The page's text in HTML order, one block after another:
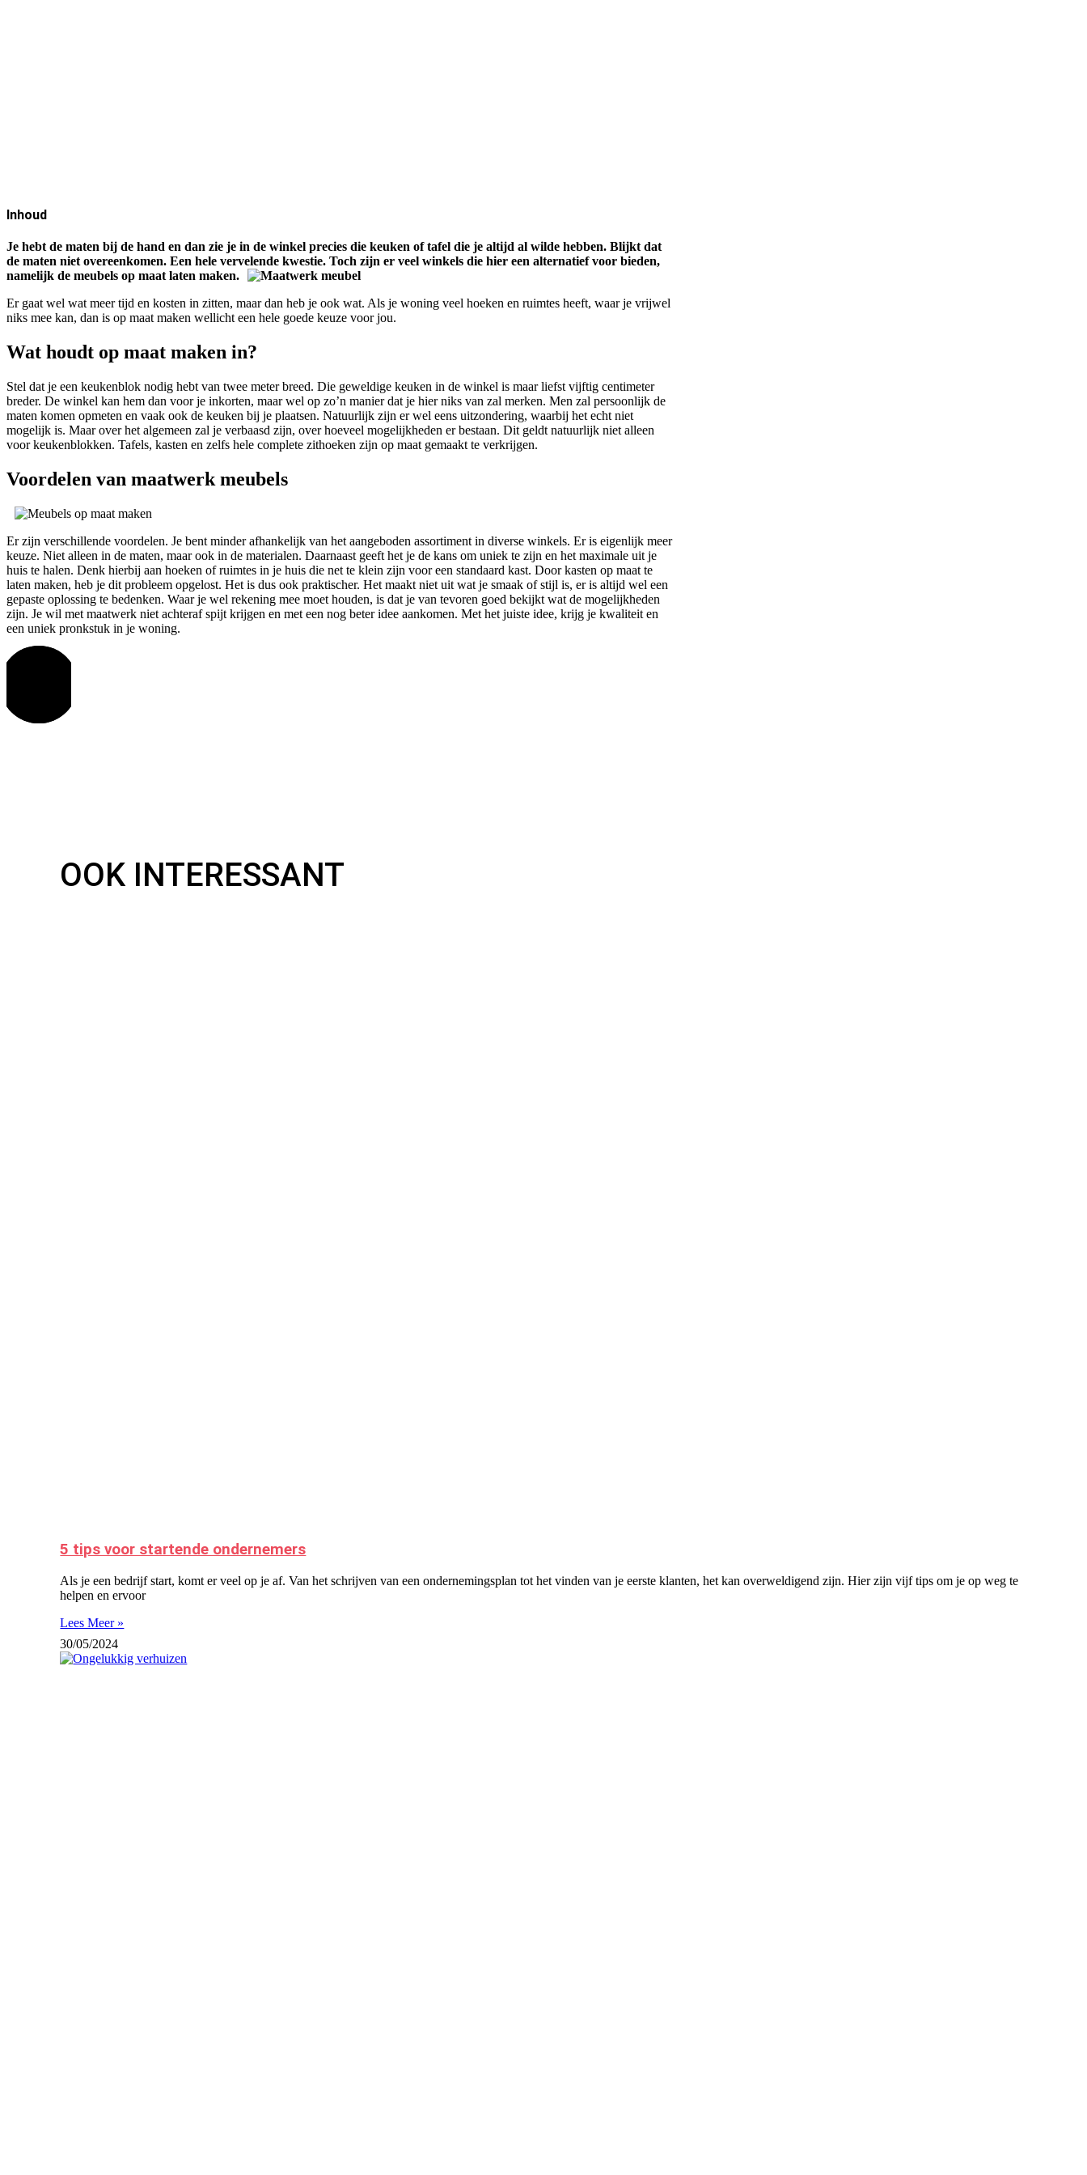
Inhoud
Je hebt de maten bij de hand en dan zie je in de winkel precies die keuken of tafel die je altijd al wilde hebben. Blijkt dat
de maten niet overeenkomen. Een hele vervelende kwestie. Toch zijn er veel winkels die hier een alternatief voor bieden,
namelijk de meubels op maat laten maken.
Er gaat wel wat meer tijd en kosten in zitten, maar dan heb je ook wat. Als je woning veel hoeken en ruimtes heeft, waar je vrijwel
niks mee kan, dan is op maat maken wellicht een hele goede keuze voor jou.
Wat houdt op maat maken in?
Stel dat je een keukenblok nodig hebt van twee meter breed. Die geweldige keuken in de winkel is maar liefst vijftig centimeter
breder. De winkel kan hem dan voor je inkorten, maar wel op zo’n manier dat je hier niks van zal merken. Men zal persoonlijk de
maten komen opmeten en vaak ook de keuken bij je plaatsen. Natuurlijk zijn er wel eens uitzondering, waarbij het echt niet
mogelijk is. Maar over het algemeen zal je verbaasd zijn, over hoeveel mogelijkheden er bestaan. Dit geldt natuurlijk niet alleen
voor keukenblokken. Tafels, kasten en zelfs hele complete zithoeken zijn op maat gemaakt te verkrijgen.
Voordelen van maatwerk meubels
Er zijn verschillende voordelen. Je bent minder afhankelijk van het aangeboden assortiment in diverse winkels. Er is eigenlijk meer
keuze. Niet alleen in de maten, maar ook in de materialen. Daarnaast geeft het je de kans om uniek te zijn en het maximale uit je
huis te halen. Denk hierbij aan hoeken of ruimtes in je huis die net te klein zijn voor een standaard kast. Door kasten op maat te
laten maken, heb je dit probleem opgelost. Het is dus ook praktischer. Het maakt niet uit wat je smaak of stijl is, er is altijd wel een
gepaste oplossing te bedenken. Waar je wel rekening mee moet houden, is dat je van tevoren goed bekijkt wat de mogelijkheden
zijn. Je wil met maatwerk niet achteraf spijt krijgen en met een nog beter idee aankomen. Met het juiste idee, krijg je kwaliteit en
een uniek pronkstuk in je woning.
OOK INTERESSANT
5 tips voor startende ondernemers
Als je een bedrijf start, komt er veel op je af. Van het schrijven van een ondernemingsplan tot het vinden van je eerste klanten, het kan overweldigend zijn. Hier zijn vijf tips om je op weg te
helpen en ervoor
Lees Meer »
30/05/2024